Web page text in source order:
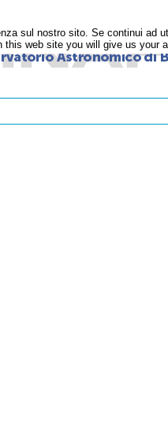
sul nostro sito. Se continui
this web site you will give us your